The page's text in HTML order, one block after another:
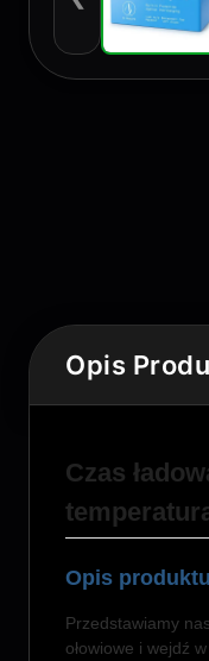
Opis
Czas
Opis produktu
Przedstawiamy
ołowiowe i wejdź